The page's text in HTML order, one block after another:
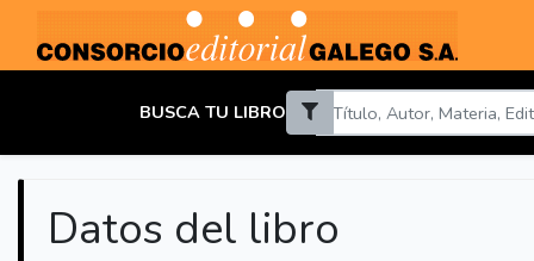
BUSCA TU LIBRO
Datos del libro